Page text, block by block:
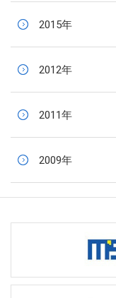
2015年
2012年
2011年
2009年